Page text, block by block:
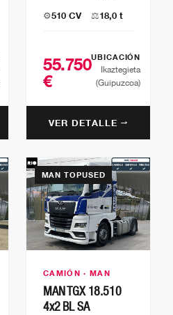
⚙️510 CV ⚖️18,0 t
55.750
€
UBICACIÓN
Ikaztegieta
(Guipuzcoa)
VER DETALLE →
MAN TOPUSED
CAMIÓN · MAN
MAN TGX 18.510
4x2 BL SA